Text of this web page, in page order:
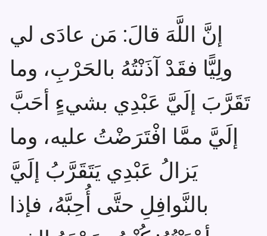
إنَّ اللَّهَ قالَ: مَن عادَى لي
ولِيًّا فقَدْ آذَنْتُهُ بالحَرْبِ، وما
تَقَرَّبَ إلَيَّ عَبْدِي بشيءٍ أحَبَّ
إلَيَّ ممَّا افْتَرَضْتُ عليه، وما
يَزالُ عَبْدِي يَتَقَرَّبُ إلَيَّ
بالنَّوافِلِ حتَّى أُحِبَّهُ، فإذا